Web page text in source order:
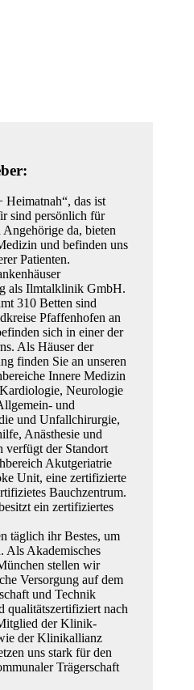
Heimatnah“, das ist
sind persönlich für
Angehörige da, bieten
und befinden uns
Patienten.
als Ilmtalklinik GmbH.
310 Betten sind
Pfaffenhofen an
sich in einer der
Als Häuser der
finden Sie an unseren
Innere Medizin
Neurologie
und
und Unfallchirurgie,
Anästhesie und
verfügt der Standort
Akutgeriatrie
Unit, eine zertifizierte
Bauchzentrum.
ein zertifiziertes
täglich ihr Bestes, um
Als Akademisches
stellen wir
Versorgung auf dem
und Technik
qualitätszertifiziert nach
der Klinik-
der Klinikallianz
uns stark für den
Trägerschaft